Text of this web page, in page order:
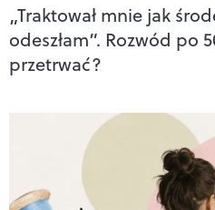
„Traktował mnie jak
odeszłam”. Rozwód po
przetrwać?